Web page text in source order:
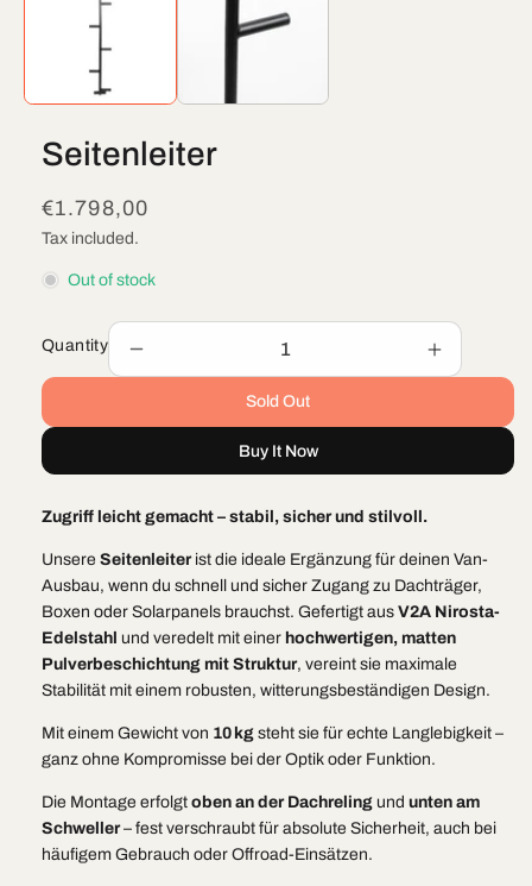
Seitenleiter
Regular
price
€1.798,00
Tax included.
Out of stock
Quantity
quantity
Seitenleiter
Increase
quantity
Sold Out
Buy It Now
Zugriff leicht gemacht – stabil, sicher und stilvoll.
Unsere Seitenleiterist die ideale Ergänzung für deinen Van-
Ausbau, wenn du schnell und sicher Zugang zu Dachträger,
Boxen oder Solarpanels brauchst. Gefertigt aus V2A Nirosta-
Edelstahl und veredelt mit einer hochwertigen, matten
Pulverbeschichtung mit Struktur, vereint sie maximale
Stabilität mit einem robusten, witterungsbeständigen Design.
Mit einem Gewicht von 10 kg steht sie für echte Langlebigkeit –
ganz ohne Kompromisse bei der Optik oder Funktion.
Die Montage erfolgt oben an der Dachreling und unten am
Schweller– fest verschraubt für absolute Sicherheit, auch bei
häufigem Gebrauch oder Offroad-Einsätzen.